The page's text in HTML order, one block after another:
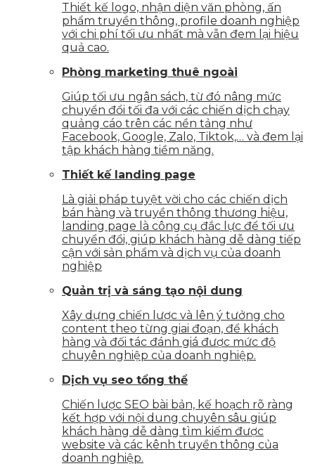
Thiết kế logo, nhận diện văn phòng, ấn
phẩm truyền thông, profile doanh nghiệp
với chi phí tối ưu nhất mà vẫn đem lại hiệu
quả cao.
Phòng marketing thuê ngoài
Giúp tối ưu ngân sách, từ đó nâng mức
chuyển đổi tối đa với các chiến dịch chạy
quảng cáo trên các nền tảng như
Facebook, Google, Zalo, Tiktok,… và đem lại
tập khách hàng tiềm năng.
Thiết kế landing page
Là giải pháp tuyệt vời cho các chiến dịch
bán hàng và truyền thông thương hiệu,
landing page là công cụ đắc lực để tối ưu
chuyển đổi, giúp khách hàng dễ dàng tiếp
cận với sản phẩm và dịch vụ của doanh
nghiệp
Quản trị và sáng tạo nội dung
Xây dựng chiến lược và lên ý tưởng cho
content theo từng giai đoạn, để khách
hàng và đối tác đánh giá được mức độ
chuyên nghiệp của doanh nghiệp.
Dịch vụ seo tổng thể
Chiến lược SEO bài bản, kế hoạch rõ ràng
kết hợp với nội dung chuyên sâu giúp
khách hàng dễ dàng tìm kiếm được
website và các kênh truyền thông của
doanh nghiệp.